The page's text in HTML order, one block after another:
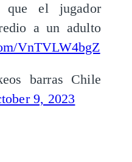
que el jugador
a un adulto
VnTVLW4bgZ
barras Chile
9, 2023